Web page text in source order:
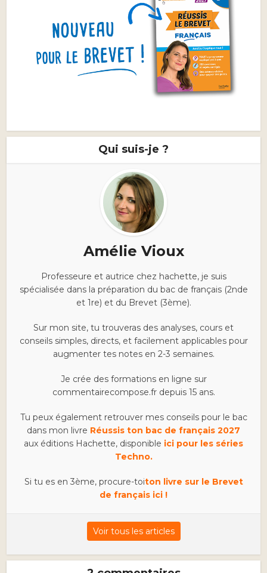
Qui suis-je ?
Amélie Vioux
Professeure et autrice chez hachette, je suis
spécialisée dans la préparation du bac de français (2nde
et 1re) et du Brevet (3ème).
Sur mon site, tu trouveras des analyses, cours et
conseils simples, directs, et facilement applicables pour
augmenter tes notes en 2-3 semaines.
Je crée des formations en ligne sur
commentairecompose.fr depuis 15 ans.
Tu peux également retrouver mes conseils pour le bac
dans mon livre Réussis ton bac de français 2027
aux éditions Hachette, disponible ici pour les séries
Techno.
Si tu es en 3ème, procure-toiton livre sur le Brevet
de français ici !
Voir tous les articles